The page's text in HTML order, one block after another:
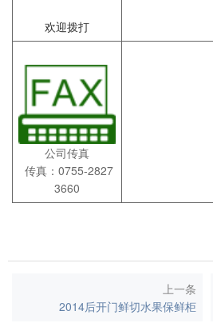
欢迎拨打
公司传真
传真：0755-2827
3660
上一条
2014后开门鲜切水果保鲜柜